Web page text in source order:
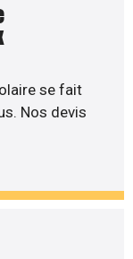
se fait
Nos devis